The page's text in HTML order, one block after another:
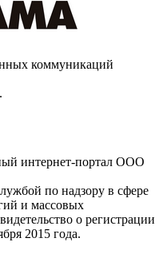
коммуникаций
интернет-портал ООО
по надзору в сфере
и массовых
о регистрации
2015 года.